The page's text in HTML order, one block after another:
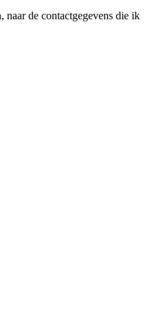
de contactgegevens die ik